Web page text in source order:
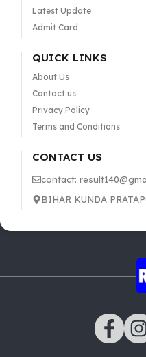
Latest Update
Admit Card
QUICK LINKS
About Us
Contact us
Privacy Policy
Terms and Conditions
CONTACT US
contact:
BIHAR KUNDA